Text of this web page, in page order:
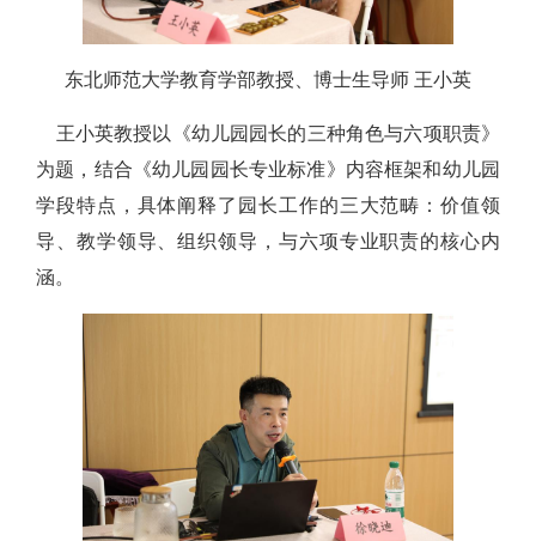
东北师范大学教育学部教授、博士生导师 王小英
王小英教授以《幼儿园园长的三种角色与六项职责》
为题，结合《幼儿园园长专业标准》内容框架和幼儿园
学段特点，具体阐释了园长工作的三大范畴：价值领
导、教学领导、组织领导，与六项专业职责的核心内
涵。